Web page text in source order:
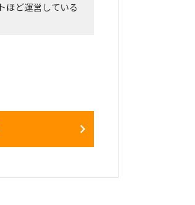
ほど運営している
ン体制を整備した
改善によるCSオ